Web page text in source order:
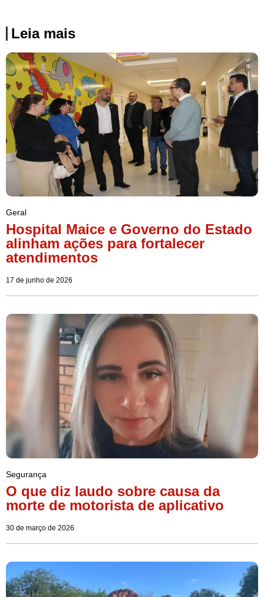
Leia mais
Geral
Hospital Maice e Governo do Estado
alinham ações para fortalecer
atendimentos
17 de junho de 2026
Segurança
O que diz laudo sobre causa da
morte de motorista de aplicativo
30 de março de 2026